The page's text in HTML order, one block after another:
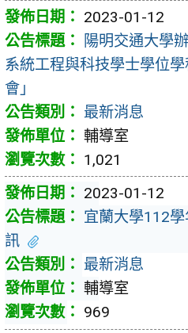
2023-01-12
陽明交通大學
系統工程與科技學士學位
會」
最新消息
輔導室
1,021
2023-01-12
宜蘭大學112
訊
最新消息
輔導室
969